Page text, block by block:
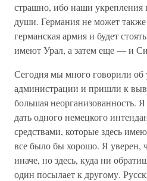
страшно, ибо наши укрепления
души. Германия не может
германская армия и будет
имеют Урал, а затем еще — и
Сегодня мы много говорили об
администрации и пришли к
большая неорганизованность.
дать одного немецкого
средствами, которые здесь
все было бы хорошо. Я уверен,
иначе, но здесь, куда ни
один посылает к другому.